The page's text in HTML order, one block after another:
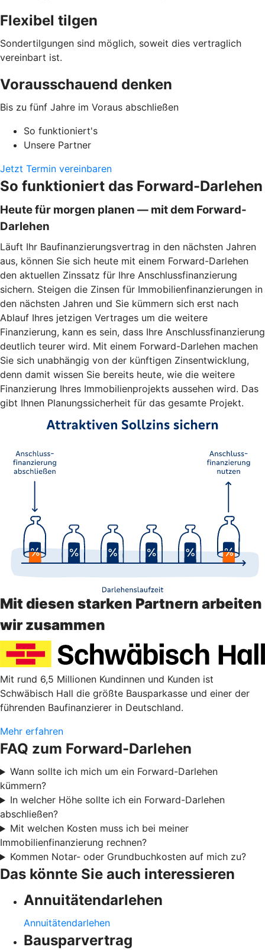
Flexibel tilgen
Sondertilgungen sind möglich, soweit dies vertraglich
vereinbart ist.
Vorausschauend denken
Bis zu fünf Jahre im Voraus abschließen
So funktioniert's
Unsere Partner
Jetzt Termin vereinbaren
So funktioniert das Forward-Darlehen
Heute für morgen planen — mit dem Forward-
Darlehen
Läuft Ihr Baufinanzierungsvertrag in den nächsten Jahren
aus, können Sie sich heute mit einem Forward-Darlehen
den aktuellen Zinssatz für Ihre Anschlussfinanzierung
sichern. Steigen die Zinsen für Immobilienfinanzierungen in
den nächsten Jahren und Sie kümmern sich erst nach
Ablauf Ihres jetzigen Vertrages um die weitere
Finanzierung, kann es sein, dass Ihre Anschlussfinanzierung
deutlich teurer wird. Mit einem Forward-Darlehen machen
Sie sich unabhängig von der künftigen Zinsentwicklung,
denn damit wissen Sie bereits heute, wie die weitere
Finanzierung Ihres Immobilienprojekts aussehen wird. Das
gibt Ihnen Planungssicherheit für das gesamte Projekt.
Mit diesen starken Partnern arbeiten
wir zusammen
Mit rund 6,5 Millionen Kundinnen und Kunden ist
Schwäbisch Hall die größte Bausparkasse und einer der
führenden Baufinanzierer in Deutschland.
Mehr erfahren
FAQ zum Forward-Darlehen
Wann sollte ich mich um ein Forward-Darlehen
kümmern?
In welcher Höhe sollte ich ein Forward-Darlehen
abschließen?
Mit welchen Kosten muss ich bei meiner
Immobilienfinanzierung rechnen?
Kommen Notar- oder Grundbuchkosten auf mich zu?
Das könnte Sie auch interessieren
Annuitätendarlehen
Annuitätendarlehen
Bausparvertrag